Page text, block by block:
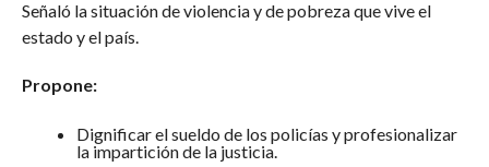
Señaló la situación de violencia y de pobreza que vive el
estado y el país.
Propone:
Dignificar el sueldo de los policías y profesionalizar
la impartición de la justicia.